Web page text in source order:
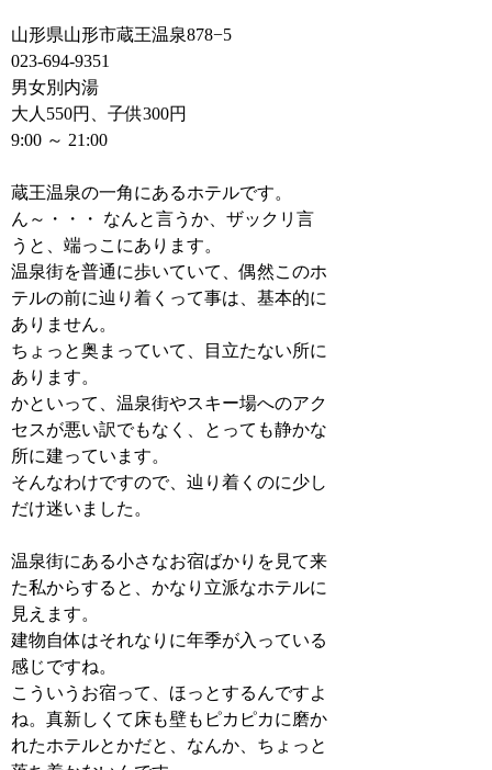
山形県山形市蔵王温泉878−5
023-694-9351
男女別内湯
大人550円、子供300円
9:00 ～ 21:00
蔵王温泉の一角にあるホテルです。
ん～・・・ なんと言うか、ザックリ言
うと、端っこにあります。
温泉街を普通に歩いていて、偶然このホ
テルの前に辿り着くって事は、基本的に
ありません。
ちょっと奥まっていて、目立たない所に
あります。
かといって、温泉街やスキー場へのアク
セスが悪い訳でもなく、とっても静かな
所に建っています。
そんなわけですので、辿り着くのに少し
だけ迷いました。
温泉街にある小さなお宿ばかりを見て来
た私からすると、かなり立派なホテルに
見えます。
建物自体はそれなりに年季が入っている
感じですね。
こういうお宿って、ほっとするんですよ
ね。真新しくて床も壁もピカピカに磨か
れたホテルとかだと、なんか、ちょっと